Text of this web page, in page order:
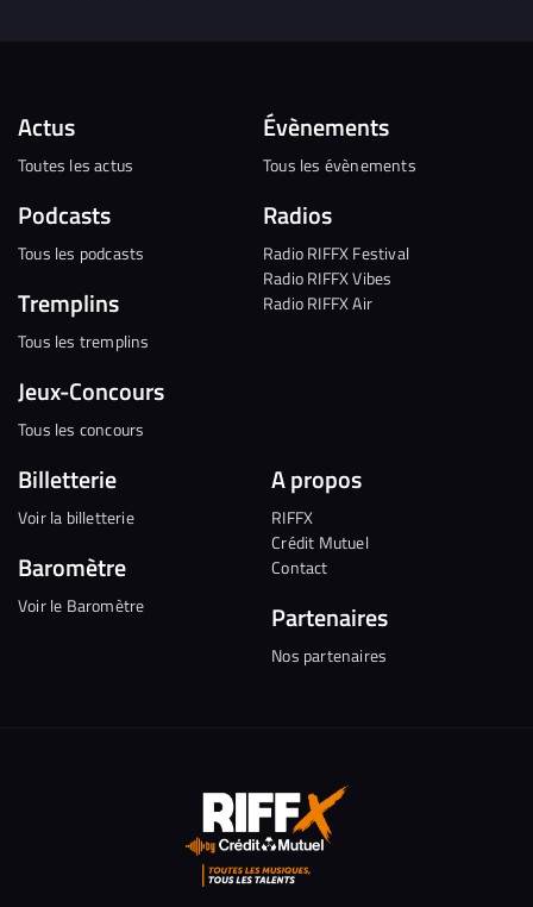
Actus
Toutes les actus
Podcasts
Tous les podcasts
Tremplins
Tous les tremplins
Jeux-Concours
Tous les concours
Évènements
Tous les évènements
Radios
Radio RIFFX Festival
Radio RIFFX Vibes
Radio RIFFX Air
Billetterie
Voir la billetterie
Baromètre
Voir le Baromètre
A propos
RIFFX
Crédit Mutuel
Contact
Partenaires
Nos partenaires